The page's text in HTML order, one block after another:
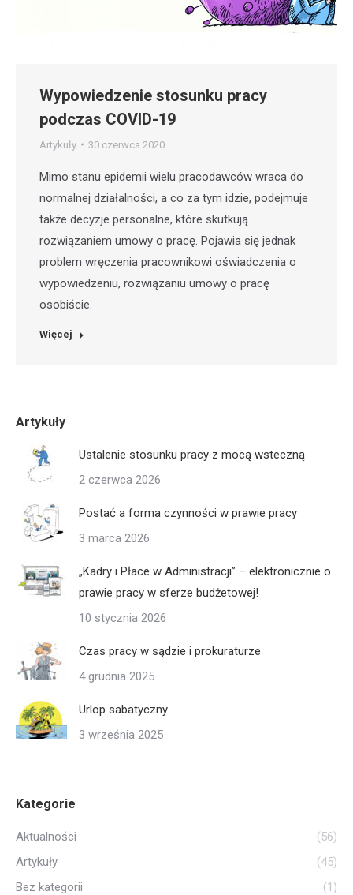
Wypowiedzenie stosunku pracy
podczas COVID-19
Artykuły 30 czerwca 2020
Mimo stanu epidemii wielu pracodawców wraca do
normalnej działalności, a co za tym idzie, podejmuje
także decyzje personalne, które skutkują
rozwiązaniem umowy o pracę. Pojawia się jednak
problem wręczenia pracownikowi oświadczenia o
wypowiedzeniu, rozwiązaniu umowy o pracę
osobiście.
Więcej
Artykuły
Ustalenie stosunku pracy z mocą wsteczną
2 czerwca 2026
Postać a forma czynności w prawie pracy
3 marca 2026
„Kadry i Płace w Administracji” – elektronicznie o
prawie pracy w sferze budżetowej!
10 stycznia 2026
Czas pracy w sądzie i prokuraturze
4 grudnia 2025
Urlop sabatyczny
3 września 2025
Kategorie
Aktualności
(56)
Artykuły
(45)
Bez kategorii
(1)